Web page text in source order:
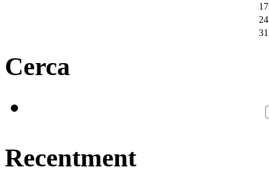
17
24
31
Cerca
Recentment